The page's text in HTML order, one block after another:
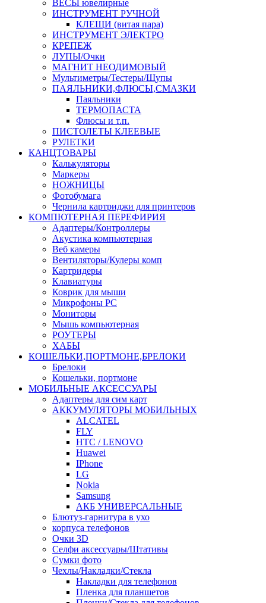
ВЕСЫ ювелирные
ИНСТРУМЕНТ РУЧНОЙ
КЛЕЩИ (витая пара)
ИНСТРУМЕНТ ЭЛЕКТРО
КРЕПЕЖ
ЛУПЫ/Очки
МАГНИТ НЕОДИМОВЫЙ
Мультиметры/Тестеры/Щупы
ПАЯЛЬНИКИ,ФЛЮСЫ,СМАЗКИ
Паяльники
ТЕРМОПАСТА
Флюсы и т.п.
ПИСТОЛЕТЫ КЛЕЕВЫЕ
РУЛЕТКИ
КАНЦТОВАРЫ
Калькуляторы
Маркеры
НОЖНИЦЫ
Фотобумага
Чернила картриджи для принтеров
КОМПЮТЕРНАЯ ПЕРЕФИРИЯ
Адаптеры/Контроллеры
Акустика компьютерная
Веб камеры
Вентиляторы/Кулеры комп
Картридеры
Клавиатуры
Коврик для мыши
Микрофоны PC
Мониторы
Мышь компьютерная
РОУТЕРЫ
ХАБЫ
КОШЕЛЬКИ,ПОРТМОНЕ,БРЕЛОКИ
Брелоки
Кошельки, портмоне
МОБИЛЬНЫЕ АКСЕССУАРЫ
Адаптеры для сим карт
АККУМУЛЯТОРЫ МОБИЛЬНЫХ
ALCATEL
FLY
HTC / LENOVO
Huawei
IPhone
LG
Nokia
Samsung
АКБ УНИВЕРСАЛЬНЫЕ
Блютуз-гарнитура в ухо
корпуса телефонов
Очки 3D
Селфи аксессуары/Штативы
Сумки фото
Чехлы/Накладки/Стекла
Накладки для телефонов
Пленка для планшетов